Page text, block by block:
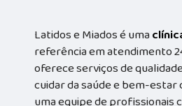
Latidos e Miados é uma
referência em atendimento
oferece serviços de
cuidar da saúde e bem-estar
uma equipe de profissionais